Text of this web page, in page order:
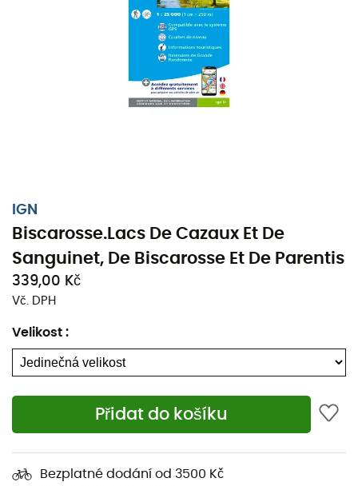
IGN
Biscarosse.Lacs De Cazaux Et De
Sanguinet, De Biscarosse Et De Parentis
339,00 Kč
Vč. DPH
Velikost :
Přidat do košíku
Bezplatné dodání od 3500 Kč
Ať už se jedná o pár kilometrů nebo dlouhou expedici,
topografická mapa IGN Biscarosse.Lacs De Cazaux Et De
Tato mapa IGN (měřítko 1 : 25 000) obsahuje všechny